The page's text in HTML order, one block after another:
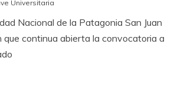
Universitaria
Nacional de la Patagonia San Juan
que continua abierta la convocatoria a